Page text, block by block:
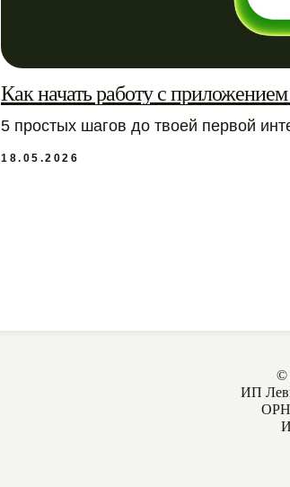
Как начать работу с приложением
5 простых шагов до твоей первой
18.05.2026
©
ИП